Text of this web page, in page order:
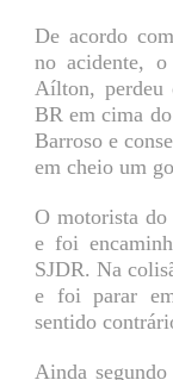
De acordo
no acidente,
Aílton, perdeu
BR em cima
Barroso e
em cheio um
O motorista
e foi
SJDR. Na
e foi parar
sentido
Ainda